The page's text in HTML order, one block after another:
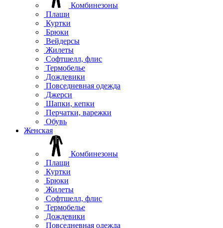
Комбинезоны
Плащи
Куртки
Брюки
Вейдерсы
Жилеты
Софтшелл, флис
Термобелье
Дождевики
Повседневная одежда
Джерси
Шапки, кепки
Перчатки, варежки
Обувь
Женская
Комбинезоны
Плащи
Куртки
Брюки
Жилеты
Софтшелл, флис
Термобелье
Дождевики
Повседневная одежда